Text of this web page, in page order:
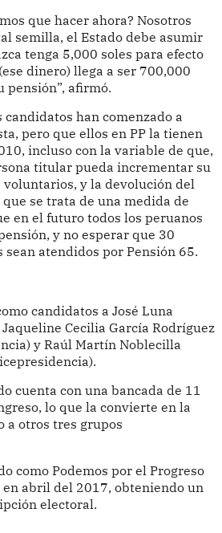
que hacer ahora? Nosotros
semilla, el Estado debe asumir
tenga 5,000 soles para efecto
dinero) llega a ser 700,000
pensión”, afirmó.
candidatos han comenzado a
pero que ellos en PP la tienen
incluso con la variable de que,
titular pueda incrementar su
voluntarios, y la devolución del
se trata de una medida de
en el futuro todos los peruanos
y no esperar que 30
atendidos por Pensión 65.
candidatos a José Luna
Cecilia García Rodríguez
y Raúl Martín Noblecilla
cuenta con una bancada de 11
lo que la convierte en la
a otros tres grupos
como Podemos por el Progreso
en abril del 2017, obteniendo un
electoral.